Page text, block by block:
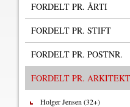
FORDELT PR. ÅRTI
FORDELT PR. STIFT
FORDELT PR. POSTNR.
FORDELT PR. ARKITEKT
Holger Jensen (32+)